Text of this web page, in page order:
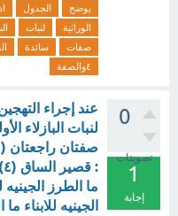
يوضح الجدول
الوراثية
لنبات
صفات
سائدة
٤والصفة
0
تصويتات
1
إجابة
عند إجراء
لنبات البازلاء
ما الطرز الجينيه
الجينيه للابناء